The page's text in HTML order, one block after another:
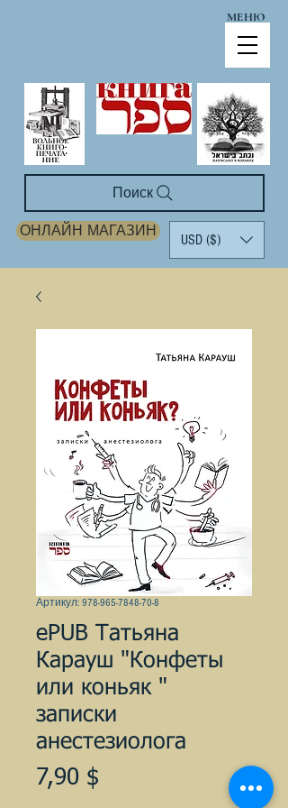
МЕНЮ
ОНЛАЙН МАГАЗИН
USD ($)
Поиск
Артикул: 978-965-7848-70-8
ePUB Татьяна
Карауш "Конфеты
или коньяк "
записки
анестезиолога
7,90 $